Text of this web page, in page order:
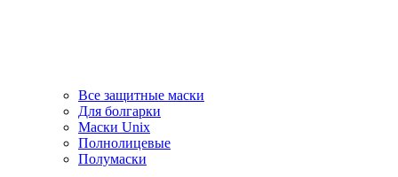
Все защитные маски
Для болгарки
Маски Unix
Полнолицевые
Полумаски